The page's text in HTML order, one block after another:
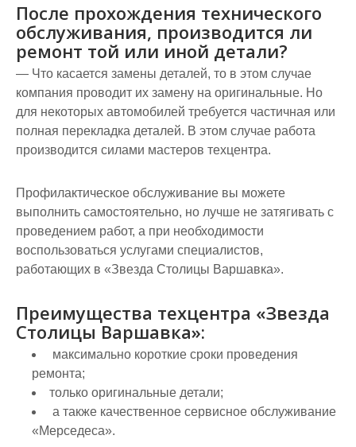
После прохождения технического
обслуживания, производится ли
ремонт той или иной детали?
— Что касается замены деталей, то в этом случае
компания проводит их замену на оригинальные. Но
для некоторых автомобилей требуется частичная или
полная перекладка деталей. В этом случае работа
производится силами мастеров техцентра.
Профилактическое обслуживание вы можете
выполнить самостоятельно, но лучше не затягивать с
проведением работ, а при необходимости
воспользоваться услугами специалистов,
работающих в «Звезда Столицы Варшавка».
Преимущества техцентра «Звезда
Столицы Варшавка»:
максимально короткие сроки проведения
ремонта;
только оригинальные детали;
а также качественное сервисное обслуживание
«Мерседеса».